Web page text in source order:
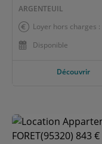
ARGENTEUIL
Loyer hors charges :
Disponible
Découvrir